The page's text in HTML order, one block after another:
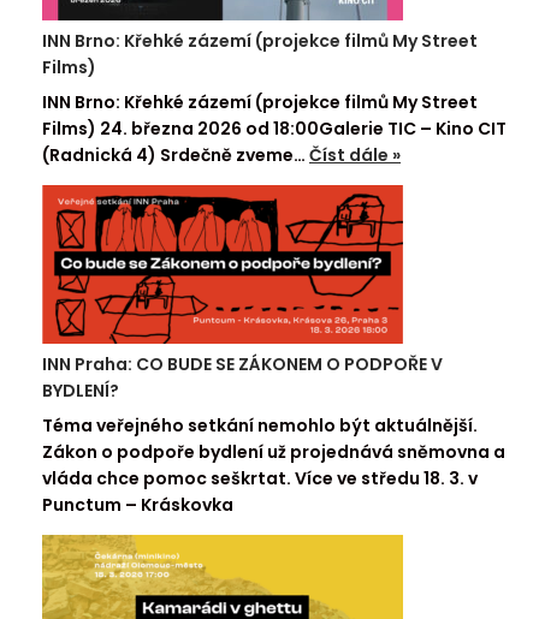
INN Brno: Křehké zázemí (projekce filmů My Street
Films)
INN Brno: Křehké zázemí (projekce filmů My Street
Films) 24. března 2026 od 18:00Galerie TIC – Kino CIT
(Radnická 4) Srdečně zveme… Číst dále »
INN Praha: CO BUDE SE ZÁKONEM O PODPOŘE V
BYDLENÍ?
Téma veřejného setkání nemohlo být aktuálnější.
Zákon o podpoře bydlení už projednává sněmovna a
vláda chce pomoc seškrtat. Více ve středu 18. 3. v
Punctum – Kráskovka